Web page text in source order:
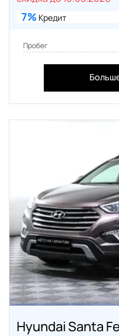
7% Кредит
Пробег
Hyundai Santa Fe